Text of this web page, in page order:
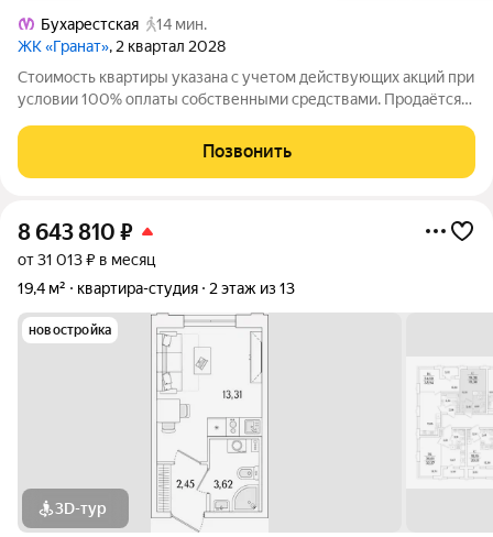
Бухарестская
14 мин.
ЖК «Гранат», 2 квартал 2028
Стоимость квартиры указана с учетом действующих акций при
условии 100% оплаты собственными средствами. Продаётся
(Росстройинвест). Квартира находится в 13 этажном доме, в
Гранат - Корпус К1 на
Позвонить
8 643 810 ₽
от 31 013 ₽ в месяц
19,4 м²
квартира-студия 2 этаж из 13
новостройка
3D-тур